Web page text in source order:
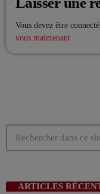
!
Les
ANIMÉ
08:00 -
Vous devez être
vous maintenant
ARTICLES